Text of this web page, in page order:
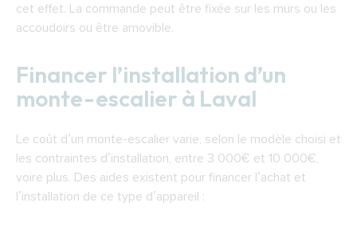
cet effet. La commande peut être fixée sur les murs ou les
accoudoirs ou être amovible.
Financer l’installation d’un
monte-escalier à Laval
Le coût d’un monte-escalier varie, selon le modèle choisi et
les contraintes d’installation, entre 3 000€ et 10 000€,
voire plus. Des aides existent pour financer l’achat et
l’installation de ce type d’appareil :